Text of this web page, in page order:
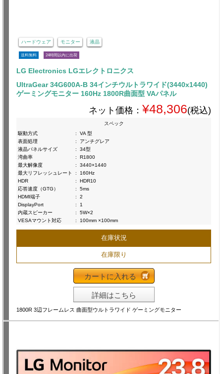
ハードウェア モニター 液晶
送料無料 24時間以内に出荷
LG Electronics LGエレクトロニクス
UltraGear 34G600A-B 34インチウルトラワイド(3440x1440)
ゲーミングモニター 160Hz 1800R曲面型 VAパネル
ネット価格： ¥48,306(税込)
スペック
駆動方式
:
VA 型
表面処理
:
アンチグレア
液晶パネルサイズ
:
34型
湾曲率
:
R1800
最大解像度
:
3440×1440
最大リフレッシュレート
:
160Hz
HDR
:
HDR10
応答速度（GTG）
:
5ms
HDMI端子
:
2
DisplayPort
:
1
内蔵スピーカー
:
5W×2
VESAマウント対応
: 100mm ×100mm
在庫状況
在庫限り
カートに入れる
詳細はこちら
1800R 3辺フレームレス 曲面型ウルトラワイド ゲーミングモニター